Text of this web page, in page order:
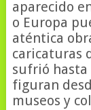
aparecido
o Europa
aténtica
caricaturas
sufrió hasta
figuran
museos y